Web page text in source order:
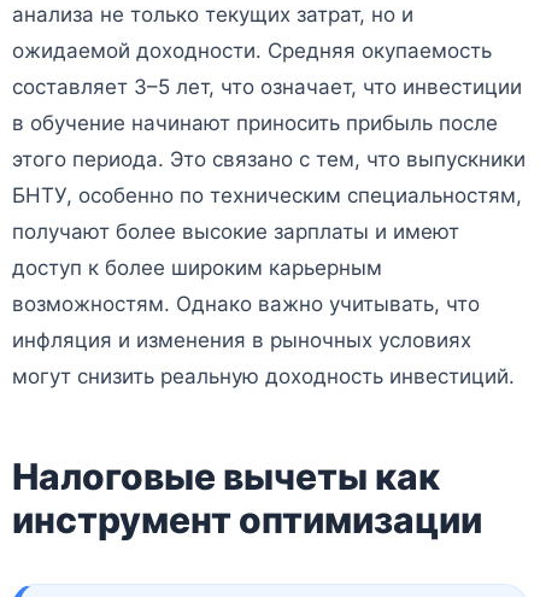
анализа не только текущих затрат, но и
ожидаемой доходности. Средняя окупаемость
составляет 3–5 лет, что означает, что инвестиции
в обучение начинают приносить прибыль после
этого периода. Это связано с тем, что выпускники
БНТУ, особенно по техническим специальностям,
получают более высокие зарплаты и имеют
доступ к более широким карьерным
возможностям. Однако важно учитывать, что
инфляция и изменения в рыночных условиях
могут снизить реальную доходность инвестиций.
Налоговые вычеты как
инструмент оптимизации